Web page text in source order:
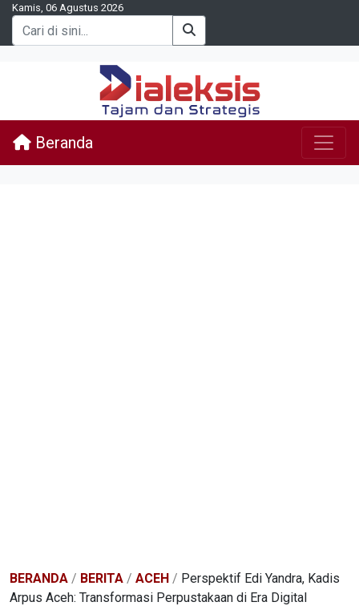
Kamis, 06 Agustus 2026
Beranda
BERANDA / BERITA / ACEH / Perspektif Edi Yandra, Kadis
Arpus Aceh: Transformasi Perpustakaan di Era Digital